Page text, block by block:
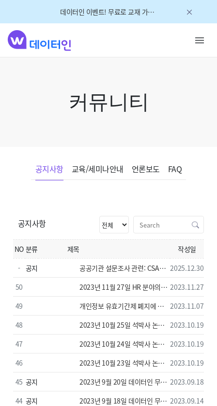
데이터인 이벤트! 무료로 교재 가져가세요!
커뮤니티
공지사항 교육/세미나안내 언론보도 FAQ
공지사항
NO 분류 제목
작성일
- 공지
공공기관 설문조사 관련: CSAP
인증 설문 플랫폼 ‘와이즈온
(WiseOn)’ 이용 안내
2025.12.30
50
2023년 11월 27일 HR 분야의
데이터 분석 강좌 자료
2023.11.27
49
개인정보 유효기간제 폐지에 따른
회원 휴면 정책 변경 안내
2023.11.07
48
2023년 10월 25일 석박사 논문
통계분석 강좌 자료 -구조방정식
2023.10.19
47
2023년 10월 24일 석박사 논문
통계분석 강좌 자료 -고급
2023.10.19
46
2023년 10월 23일 석박사 논문
통계분석 강좌 자료 -기본
2023.10.19
45 공지
2023년 9월 20일 데이터인 무료
교육 강의자료
2023.09.18
44 공지
2023년 9월 18일 데이터인 무료 2023.09.14